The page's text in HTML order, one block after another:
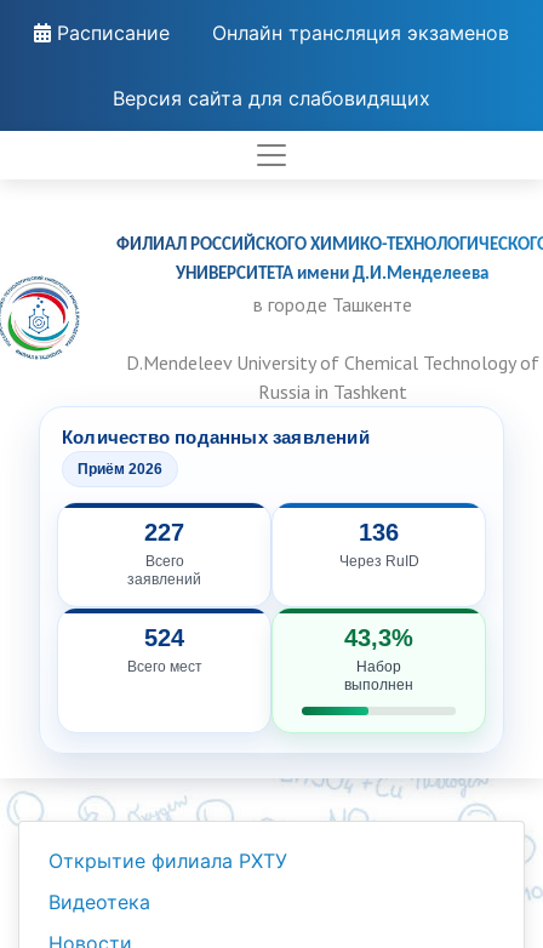
Расписание Онлайн трансляция экзаменов
Версия сайта для слабовидящих
ФИЛИАЛ РОССИЙСКОГО ХИМИКО-
УНИВЕРСИТЕТА имени Д.И.Менделеева
в городе Ташкенте
D.Mendeleev University of Chemical Technology of
Russia in Tashkent
Количество поданных заявлений
Приём 2026
227
Всего
заявлений
136
Через RuID
524
Всего мест
43,3%
Набор
выполнен
Открытие филиала РХТУ
Видеотека
Новости